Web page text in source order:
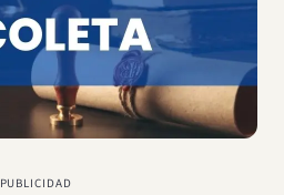
PUBLICIDAD